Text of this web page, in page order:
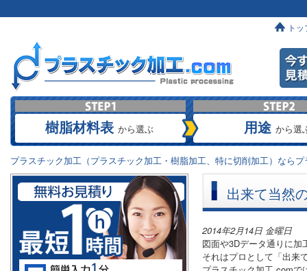
トッ
樹脂材料表 から選ぶ 用途 から選
プラスチック加工（プラスチック加工・樹脂加工、特に切削加工）なら
出来て当然
2014年2月14日 金曜日
図面や3Dデータ通りに加
それはプロとして「出来